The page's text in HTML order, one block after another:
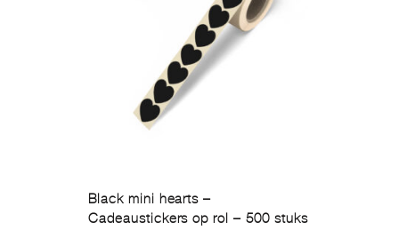
Black mini hearts –
Cadeaustickers op rol – 500 stuks